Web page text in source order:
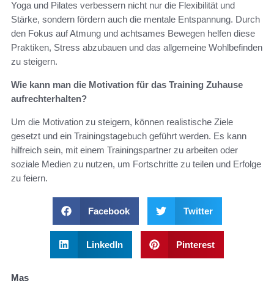
Yoga und Pilates verbessern nicht nur die Flexibilität und
Stärke, sondern fördern auch die mentale Entspannung. Durch
den Fokus auf Atmung und achtsames Bewegen helfen diese
Praktiken, Stress abzubauen und das allgemeine Wohlbefinden
zu steigern.
Wie kann man die Motivation für das Training Zuhause
aufrechterhalten?
Um die Motivation zu steigern, können realistische Ziele
gesetzt und ein Trainingstagebuch geführt werden. Es kann
hilfreich sein, mit einem Trainingspartner zu arbeiten oder
soziale Medien zu nutzen, um Fortschritte zu teilen und Erfolge
zu feiern.
Facebook Twitter
LinkedIn Pinterest
Mas